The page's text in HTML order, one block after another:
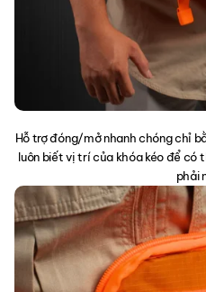
Hỗ trợ đóng/mở nhanh chóng chỉ
luôn biết vị trí của khóa kéo để có
phải